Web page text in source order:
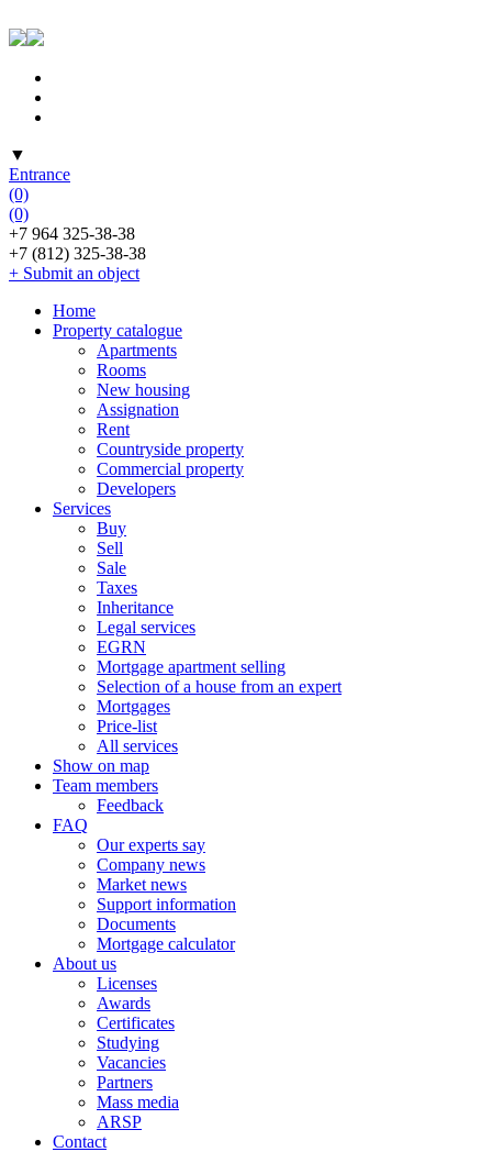
▼
Entrance
(0)
(0)
+7 964 325-38-38
+7 (812) 325-38-38
+ Submit an object
Home
Property catalogue
Apartments
Rooms
New housing
Assignation
Rent
Countryside property
Commercial property
Developers
Services
Buy
Sell
Sale
Taxes
Inheritance
Legal services
EGRN
Mortgage apartment selling
Selection of a house from an expert
Mortgages
Price-list
All services
Show on map
Team members
Feedback
FAQ
Our experts say
Company news
Market news
Support information
Documents
Mortgage calculator
About us
Licenses
Awards
Certificates
Studying
Vacancies
Partners
Mass media
ARSP
Contact